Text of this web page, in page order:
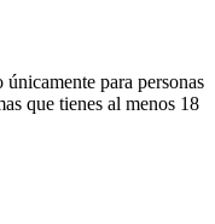
para personas
que tienes al menos 18